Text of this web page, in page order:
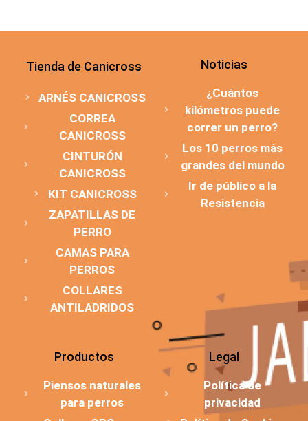
Tienda de Canicross
ARNÉS CANICROSS
CORREA
CANICROSS
CINTURÓN
CANICROSS
KIT CANICROSS
ZAPATILLAS DE
PERRO
CAMAS PARA
PERROS
COLLARES
ANTILADRIDOS
Noticias
¿Cuántos
kilómetros puede
correr un perro?
Los 10 perros más
grandes del mundo
Ir de público a la
Resistencia
Productos
Piensos naturales
para perros
Legal
Política de
privacidad